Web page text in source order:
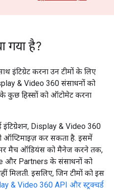
गया है?
इंटिग्रेट करना उन टीमों के लिए
& Video 360 संसाधनों को
कुछ हिस्सों को ऑटोमेट करना
Display & Video 360
कर सकता है. इसमें
मैच ऑडियंस को मैनेज करने तक,
और Partners के संसाधनों को
मिलती. इसलिए, जिन टीमों को इस
& Video 360 API और स्ट्रक्चर्ड